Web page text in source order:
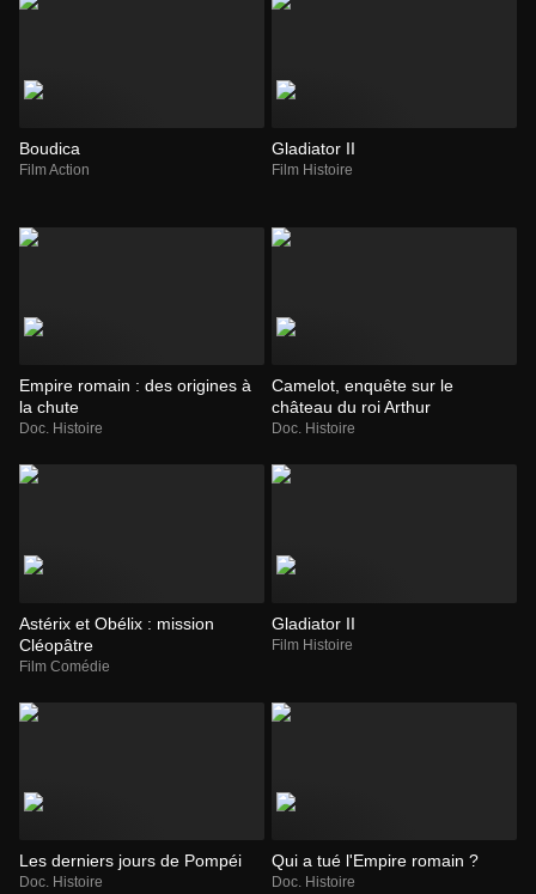
Boudica
Film Action
Gladiator II
Film Histoire
Empire romain : des origines à
la chute
Doc. Histoire
Camelot, enquête sur le
château du roi Arthur
Doc. Histoire
Astérix et Obélix : mission
Cléopâtre
Film Comédie
Gladiator II
Film Histoire
Les derniers jours de Pompéi
Doc. Histoire
Qui a tué l'Empire romain ?
Doc. Histoire